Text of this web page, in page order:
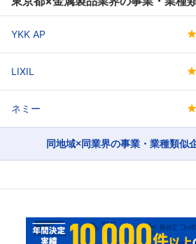
YKK AP
LIXIL
ネミー
同地域×同業界の事業・業種類似